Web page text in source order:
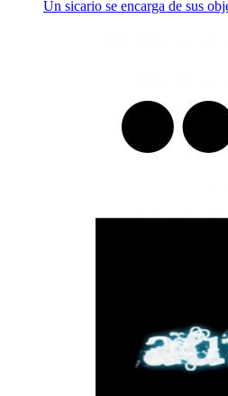
Un sicario se encarga de sus